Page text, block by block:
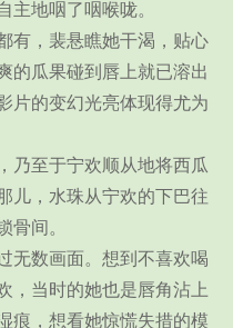
地咽了咽喉咙。
有，裴悬瞧她干渴，贴心
的瓜果碰到唇上就已溶出
片的变幻光亮体现得尤为
乃至于宁欢顺从地将西瓜
儿，水珠从宁欢的下巴往
骨间。
无数画面。想到不喜欢喝
，当时的她也是唇角沾上
痕，想看她惊慌失措的模